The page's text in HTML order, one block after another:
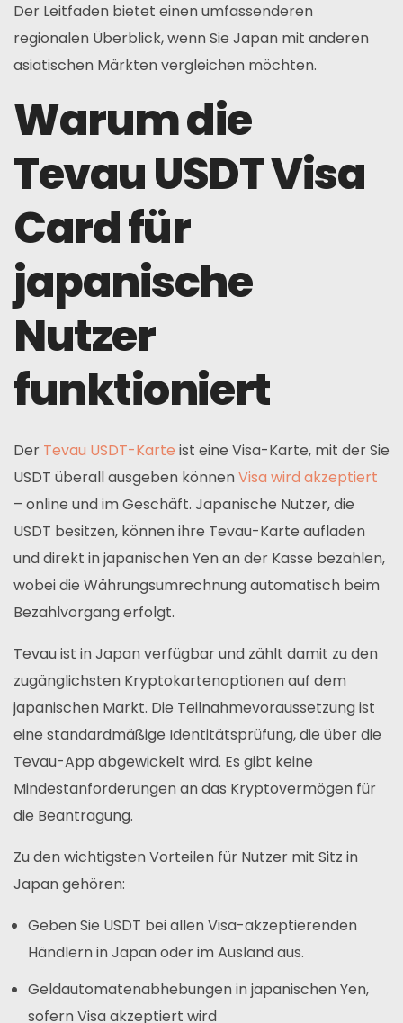
Der Leitfaden bietet einen umfassenderen
regionalen Überblick, wenn Sie Japan mit anderen
asiatischen Märkten vergleichen möchten.
Warum die
Tevau USDT Visa
Card für
japanische
Nutzer
funktioniert
Der Tevau USDT-Karte ist eine Visa-Karte, mit der Sie
USDT überall ausgeben könnenVisa wird akzeptiert
– online und im Geschäft. Japanische Nutzer, die
USDT besitzen, können ihre Tevau-Karte aufladen
und direkt in japanischen Yen an der Kasse bezahlen,
wobei die Währungsumrechnung automatisch beim
Bezahlvorgang erfolgt.
Tevau ist in Japan verfügbar und zählt damit zu den
zugänglichsten Kryptokartenoptionen auf dem
japanischen Markt. Die Teilnahmevoraussetzung ist
eine standardmäßige Identitätsprüfung, die über die
Tevau-App abgewickelt wird. Es gibt keine
Mindestanforderungen an das Kryptovermögen für
die Beantragung.
Zu den wichtigsten Vorteilen für Nutzer mit Sitz in
Japan gehören:
Geben Sie USDT bei allen Visa-akzeptierenden
Händlern in Japan oder im Ausland aus.
Geldautomatenabhebungen in japanischen Yen,
sofern Visa akzeptiert wird